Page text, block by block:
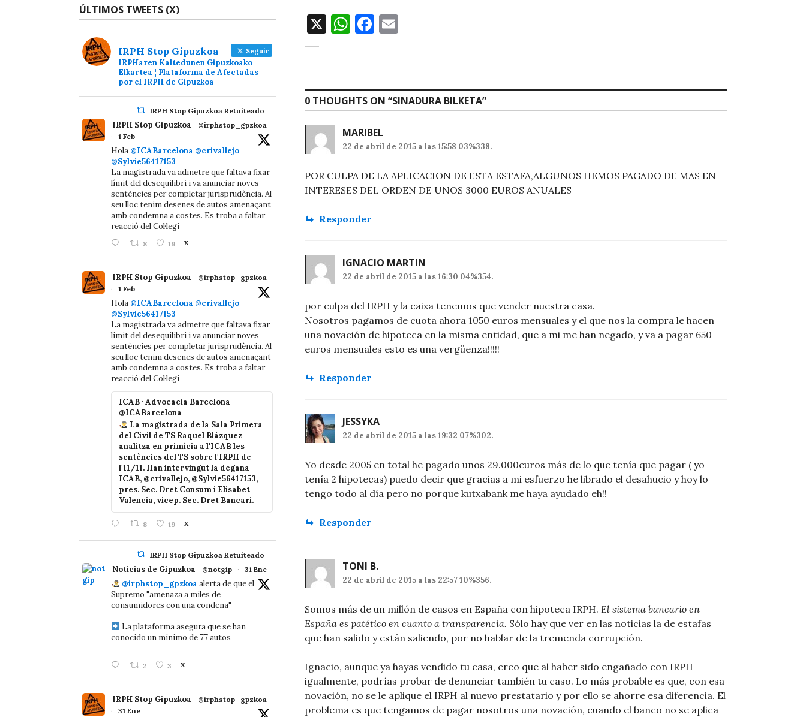
X W
A
p
F
b
o
0 THOUGHTS ON “SINADURA BILKETA”
MARIBEL
22 de abril de 2015 a las 15:58 03%338.
POR CULPA DE LA APLICACION DE ESTA ESTAFA,ALGUNOS HEMOS PAGADO DE MAS EN
INTERESES DEL ORDEN DE UNOS 3000 EUROS ANUALES
Responder
IGNACIO MARTIN
22 de abril de 2015 a las 16:30 04%354.
por culpa del IRPH y la caixa tenemos que vender nuestra casa.
Nosotros pagamos de cuota ahora 1050 euros mensuales y el que nos la compra le hacen
una novación de hipoteca en la misma entidad, que a mi me han negado, y va a pagar 650
euros mensuales esto es una vergüenza!!!!!
Responder
JESSYKA
22 de abril de 2015 a las 19:32 07%302.
Yo desde 2005 en total he pagado unos 29.000euros más de lo que tenía que pagar ( yo
tenía 2 hipotecas) puedo decir que gracias a mi esfuerzo he librado el desahucio y hoy lo
tengo todo al día pero no porque kutxabank me haya ayudado eh!!
Responder
TONI B.
22 de abril de 2015 a las 22:57 10%356.
Somos más de un millón de casos en España con hipoteca IRPH. El sistema bancario en
España es patético en cuanto a transparencia. Sólo hay que ver en las noticias la de estafas
que han salido y están saliendo, por no hablar de la tremenda corrupción.
Ignacio, aunque ya hayas vendido tu casa, creo que al haber sido engañado con IRPH
igualmente, podrías probar de denunciar también tu caso. Lo más probable es que, con esa
novación, no se le aplique el IRPH al nuevo prestatario y por ello se ahorre esa diferencia. El
problema es que tengamos de pagar nosotros una novación, cuando el banco no se aplica
ÚLTIMOS TWEETS (X)
IRPH Stop Gipuzkoa Seguir
IRPHaren Kaltedunen Gipuzkoako
Elkartea ¦ Plataforma de Afectadas
por el IRPH de Gipuzkoa
IRPH Stop Gipuzkoa Retuiteado
IRPH Stop Gipuzkoa
@irphstop_gpzkoa
·
1 Feb
Hola @ICABarcelona @crivallejo
@Sylvie56417153
La magistrada va admetre que faltava fixar
límit del desequilibri i va anunciar noves
sentències per completar jurisprudència. Al
seu lloc tenim desenes de autos amenaçant
amb condemna a costes. Es troba a faltar
reacció del Col·legi
8 19 X
IRPH Stop Gipuzkoa
@irphstop_gpzkoa
·
1 Feb
Hola @ICABarcelona @crivallejo
@Sylvie56417153
La magistrada va admetre que faltava fixar
límit del desequilibri i va anunciar noves
sentències per completar jurisprudència. Al
seu lloc tenim desenes de autos amenaçant
amb condemna a costes. Es troba a faltar
reacció del Col·legi
ICAB · Advocacia Barcelona
@ICABarcelona
La magistrada de la Sala Primera
del Civil de TS Raquel Blázquez
analitza en primícia a l'ICAB les
sentències del TS sobre l'IRPH de
l'11/11. Han intervingut la degana
ICAB, @crivallejo, @Sylvie56417153,
pres. Sec. Dret Consum i Elisabet
Valencia, vicep. Sec. Dret Bancari.
8 19 X
IRPH Stop Gipuzkoa Retuiteado
Noticias de Gipuzkoa @notgip · 31 Ene
@irphstop_gpzkoa alerta de que el
Supremo "amenaza a miles de
consumidores con una condena"
La plataforma asegura que se han
conocido un mínimo de 77 autos
2 3 X
IRPH Stop Gipuzkoa
@irphstop_gpzkoa
·
31 Ene